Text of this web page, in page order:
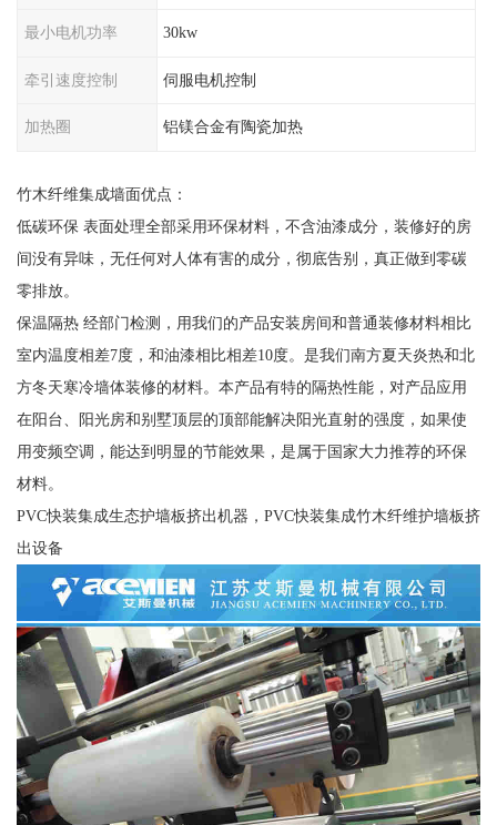
最小电机功率 30kw
牵引速度控制 伺服电机控制
加热圈 铝镁合金有陶瓷加热
竹木纤维集成墙面优点：
低碳环保 表面处理全部采用环保材料，不含油漆成分，装修好的房
间没有异味，无任何对人体有害的成分，彻底告别，真正做到零碳
零排放。
保温隔热 经部门检测，用我们的产品安装房间和普通装修材料相比
室内温度相差7度，和油漆相比相差10度。是我们南方夏天炎热和北
方冬天寒冷墙体装修的材料。本产品有特的隔热性能，对产品应用
在阳台、阳光房和别墅顶层的顶部能解决阳光直射的强度，如果使
用变频空调，能达到明显的节能效果，是属于国家大力推荐的环保
材料。
PVC快装集成生态护墙板挤出机器，PVC快装集成竹木纤维护墙板挤
出设备